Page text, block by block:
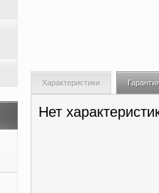
Характеристики
Нет